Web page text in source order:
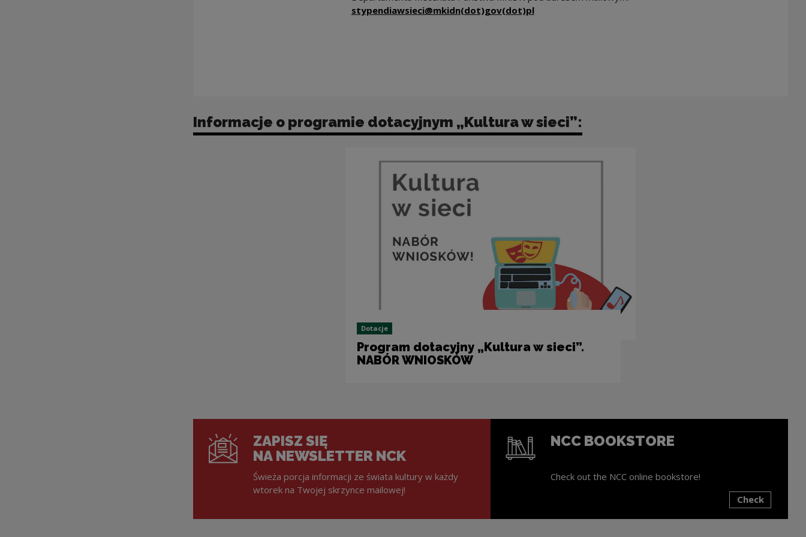
stypendiawsieci@mkidn(dot)gov(dot)pl
Informacje o programie dotacyjnym „Kultura w sieci”:
Dotacje
Program dotacyjny „Kultura w sieci”.
NABÓR WNIOSKÓW
ZAPISZ SIĘ
NA NEWSLETTER NCK
Świeża porcja informacji ze świata kultury w każdy
wtorek na Twojej skrzynce mailowej!
NCC BOOKSTORE
Check out the NCC online bookstore!
Check